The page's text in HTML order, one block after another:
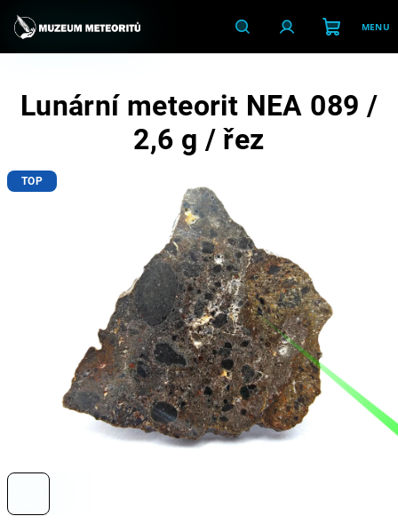
obsah
HledatPřihlášeníNákupní
košík
Lunární meteorit NEA 089 /
2,6 g / řez
TOP